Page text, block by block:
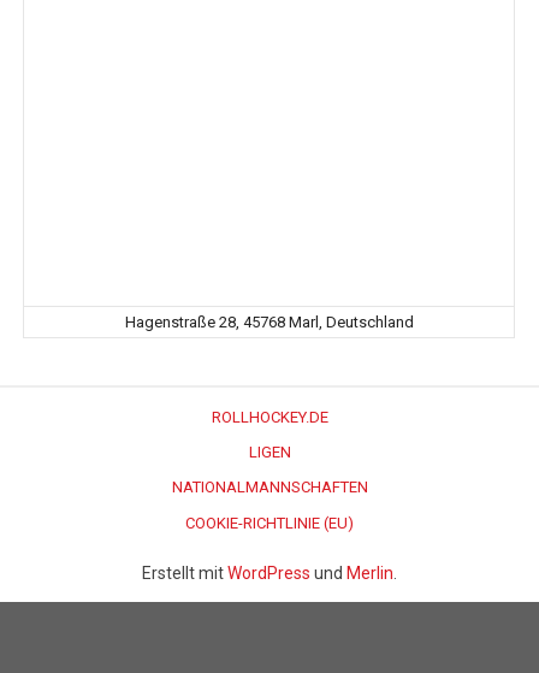
Hagenstraße 28, 45768 Marl, Deutschland
ROLLHOCKEY.DE
LIGEN
NATIONALMANNSCHAFTEN
COOKIE-RICHTLINIE (EU)
Erstellt mitWordPress und Merlin